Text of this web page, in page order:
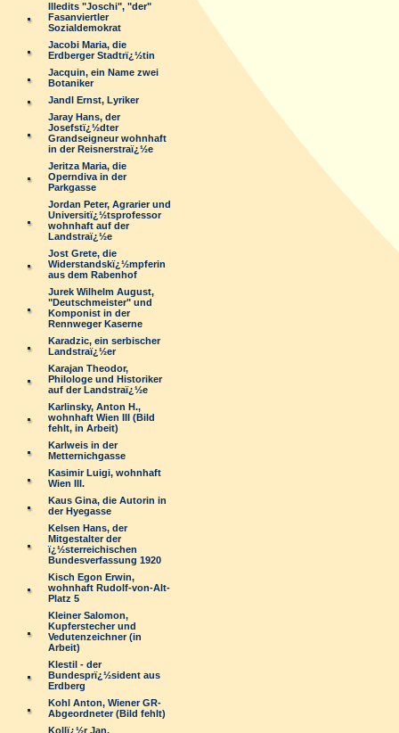
Illedits "Joschi", "der"
Fasanviertler
Sozialdemokrat
Jacobi Maria, die
Erdberger Stadtrï¿½tin
Jacquin, ein Name zwei
Botaniker
Jandl Ernst, Lyriker
Jaray Hans, der
Josefstï¿½dter
Grandseigneur wohnhaft
in der Reisnerstraï¿½e
Jeritza Maria, die
Operndiva in der
Parkgasse
Jordan Peter, Agrarier und
Universitï¿½tsprofessor
wohnhaft auf der
Landstraï¿½e
Jost Grete, die
Widerstandskï¿½mpferin
aus dem Rabenhof
Jurek Wilhelm August,
"Deutschmeister" und
Komponist in der
Rennweger Kaserne
Karadzic, ein serbischer
Landstraï¿½er
Karajan Theodor,
Philologe und Historiker
auf der Landstraï¿½e
Karlinsky, Anton H.,
wohnhaft Wien III (Bild
fehlt, in Arbeit)
Karlweis in der
Metternichgasse
Kasimir Luigi, wohnhaft
Wien III.
Kaus Gina, die Autorin in
der Hyegasse
Kelsen Hans, der
Mitgestalter der
ï¿½sterreichischen
Bundesverfassung 1920
Kisch Egon Erwin,
wohnhaft Rudolf-von-Alt-
Platz 5
Kleiner Salomon,
Kupferstecher und
Vedutenzeichner (in
Arbeit)
Klestil - der
Bundesprï¿½sident aus
Erdberg
Kohl Anton, Wiener GR-
Abgeordneter (Bild fehlt)
Kollï¿½r Jan,